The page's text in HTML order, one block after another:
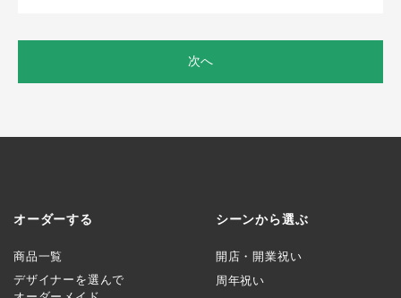
次へ
オーダーする
商品一覧
デザイナーを選んで
シーンから選ぶ
開店・開業祝い
周年祝い